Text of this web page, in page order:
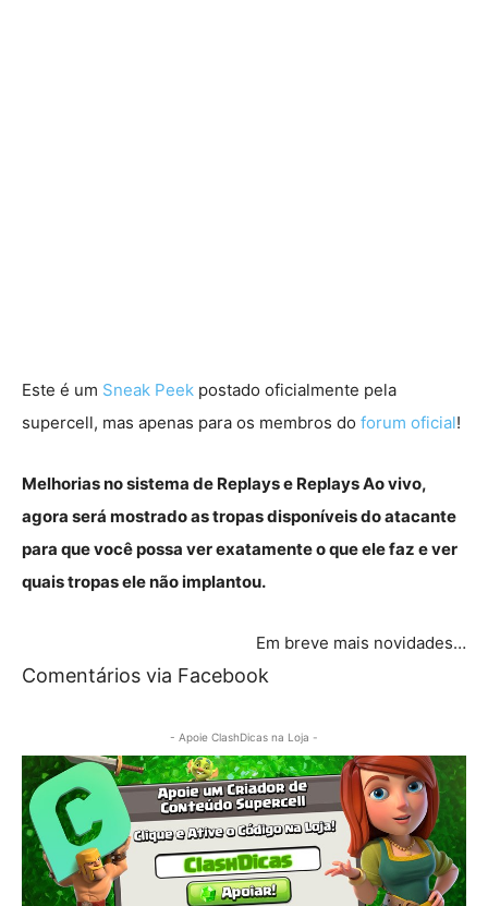
Este é um Sneak Peek postado oficialmente pela
supercell, mas apenas para os membros do forum oficial!
Melhorias no sistema de Replays e Replays Ao vivo,
agora será mostrado as tropas disponíveis do atacante
para que você possa ver exatamente o que ele faz e ver
quais tropas ele não implantou.
Em breve mais novidades…
Comentários via Facebook
- Apoie ClashDicas na Loja -